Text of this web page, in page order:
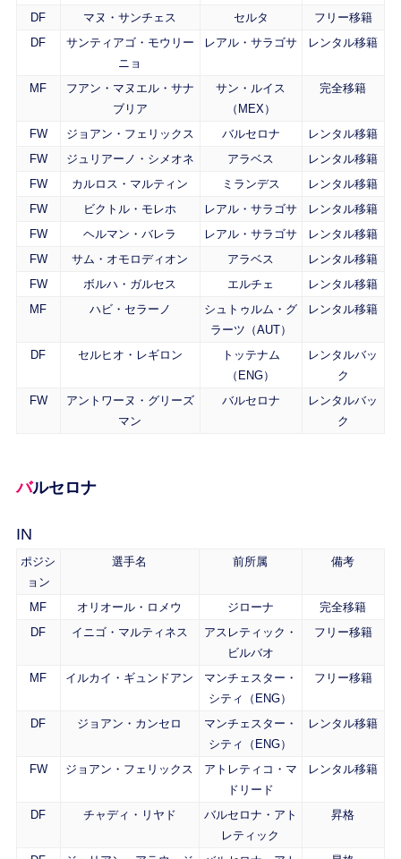
DF マヌ・サンチェス セルタ
フリー移籍
DF
サンティアゴ・モウリー
ニョ
レアル・サラゴサ レンタル移籍
MF
フアン・マヌエル・サナ
ブリア
サン・ルイス
（MEX）
完全移籍
FW ジョアン・フェリックス バルセロナ
レンタル移籍
FW
ジュリアーノ・シメオネ アラベス
レンタル移籍
FW
カルロス・マルティン ミランデス
レンタル移籍
FW
ビクトル・モレホ レアル・サラゴサ
レンタル移籍
FW
ヘルマン・バレラ レアル・サラゴサ
レンタル移籍
FW
サム・オモロディオン アラベス
レンタル移籍
FW
ボルハ・ガルセス エルチェ
レンタル移籍
MF
ハビ・セラーノ
シュトゥルム・グ
ラーツ（AUT）
レンタル移籍
DF セルヒオ・レギロン
トッテナム
（ENG）
レンタルバッ
ク
FW
アントワーヌ・グリーズ
マン
バルセロナ
レンタルバッ
ク
バルセロナ
IN
ポジシ
ョン
選手名 前所属 備考
MF オリオール・ロメウ ジローナ
完全移籍
DF
イニゴ・マルティネス
アスレティック・
ビルバオ
フリー移籍
MF イルカイ・ギュンドアン
マンチェスター・
シティ（ENG）
フリー移籍
DF ジョアン・カンセロ
マンチェスター・
シティ（ENG）
レンタル移籍
FW ジョアン・フェリックス
アトレティコ・マ
ドリード
レンタル移籍
DF チャディ・リヤド
バルセロナ・アト
レティック
昇格